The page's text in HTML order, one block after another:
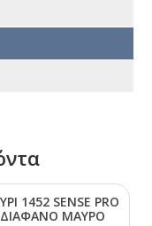
1452 SΕΝSΕ ΡRΟ
ΔΙΑΦΑΝΟ ΜΑΥΡΟ